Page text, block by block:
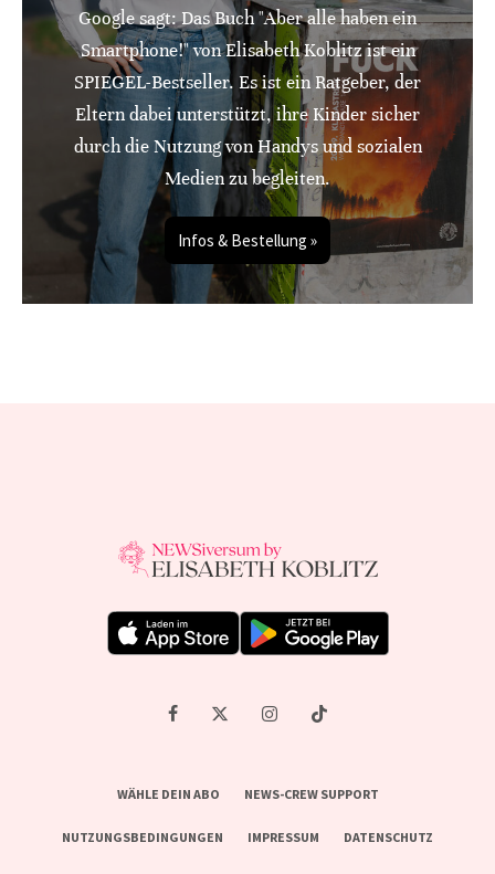
Google sagt: Das Buch "Aber alle haben ein
Smartphone!" von Elisabeth Koblitz ist ein
SPIEGEL-Bestseller. Es ist ein Ratgeber, der
Eltern dabei unterstützt, ihre Kinder sicher
durch die Nutzung von Handys und sozialen
Medien zu begleiten.
Infos & Bestellung »
WÄHLE DEIN ABO NEWS-CREW SUPPORT
NUTZUNGSBEDINGUNGEN IMPRESSUM DATENSCHUTZ